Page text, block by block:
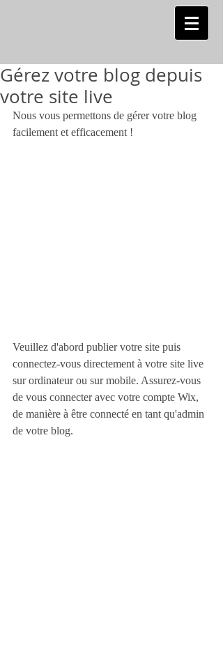
Gérez votre blog depuis
votre site live
Nous vous permettons de gérer votre blog
facilement et efficacement !
Veuillez d'abord publier votre site puis
connectez-vous directement à votre site live
sur ordinateur ou sur mobile. Assurez-vous
de vous connecter avec votre compte Wix,
de manière à être connecté en tant qu'admin
de votre blog.